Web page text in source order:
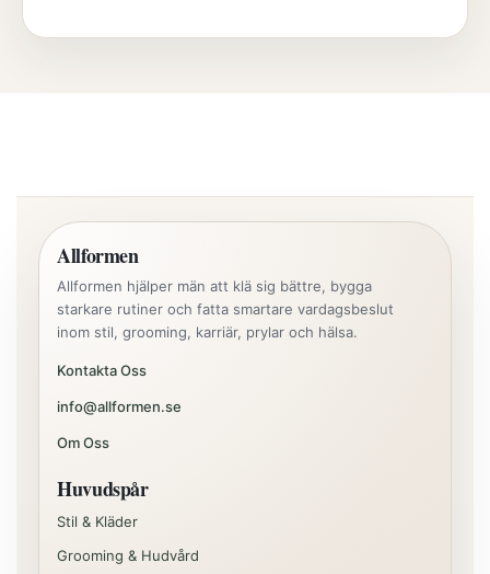
Allformen
Allformen hjälper män att klä sig bättre, bygga
starkare rutiner och fatta smartare vardagsbeslut
inom stil, grooming, karriär, prylar och hälsa.
Kontakta Oss
info@allformen.se
Om Oss
Huvudspår
Stil & Kläder
Grooming & Hudvård